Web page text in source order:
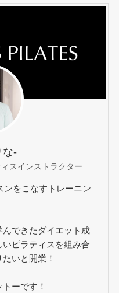
な-
スインストラクター
ンをこなすトレーニン
できたダイエット成
ピラティスを組み合
いと開業！
ーです！